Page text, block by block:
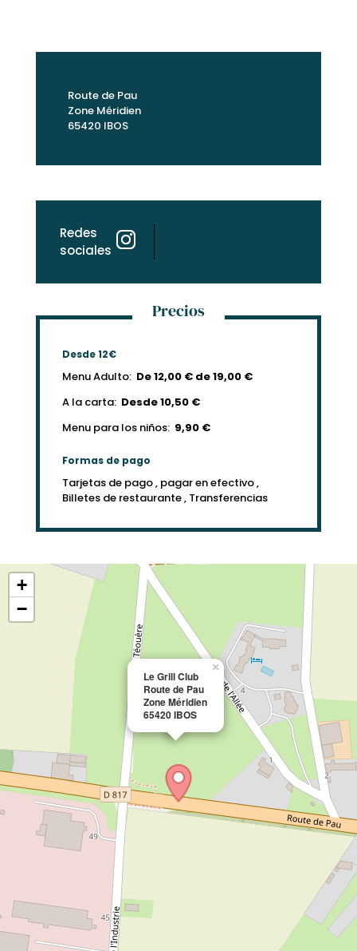
Route de Pau
Zone Méridien
65420 IBOS
Redes
sociales
Precios
Desde 12€
Menu Adulto: De 12,00 € de 19,00 €
A la carta: Desde 10,50 €
Menu para los niños: 9,90 €
Formas de pago
Tarjetas de pago , pagar en efectivo ,
Billetes de restaurante , Transferencias
Le Grill Club
Route de Pau
Zone Méridien
65420 IBOS
×
+
−